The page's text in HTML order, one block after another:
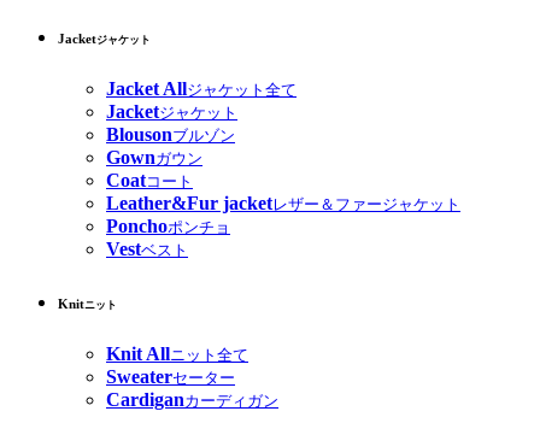
Jacketジャケット
Jacket Allジャケット全て
Jacketジャケット
Blousonブルゾン
Gownガウン
Coatコート
Leather&Fur jacketレザー＆ファージャケット
Ponchoポンチョ
Vestベスト
Knitニット
Knit Allニット全て
Sweaterセーター
Cardiganカーディガン